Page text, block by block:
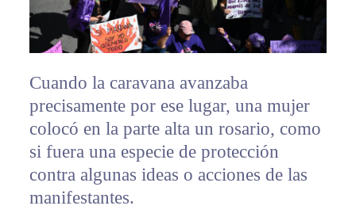
Cuando la caravana avanzaba
precisamente por ese lugar, una mujer
colocó en la parte alta un rosario, como
si fuera una especie de protección
contra algunas ideas o acciones de las
manifestantes.